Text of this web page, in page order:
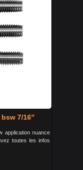
7/16"
application nuance
toutes les infos